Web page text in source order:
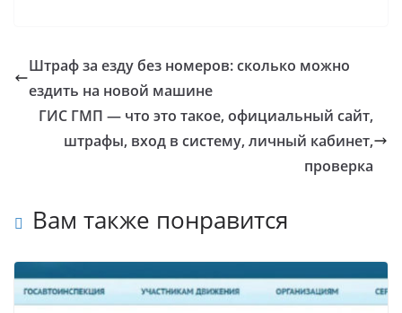
Штраф за езду без номеров: сколько можно
ездить на новой машине
ГИС ГМП — что это такое, официальный сайт,
штрафы, вход в систему, личный кабинет,
проверка
Вам также понравится